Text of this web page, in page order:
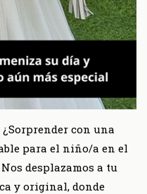
con una
para el niño/a en el
desplazamos a tu
y original, donde